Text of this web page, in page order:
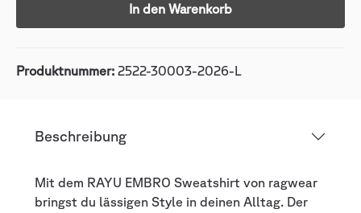
In den Warenkorb
Produktnummer: 2522-30003-2026-L
Beschreibung
Mit dem RAYU EMBRO Sweatshirt von ragwear
bringst du lässigen Style in deinen Alltag. Der